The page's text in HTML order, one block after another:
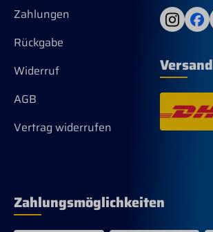
Zahlungen
Rückgabe
Widerruf
AGB
Vertrag widerrufen
Versand
Zahlungsmöglichkeiten